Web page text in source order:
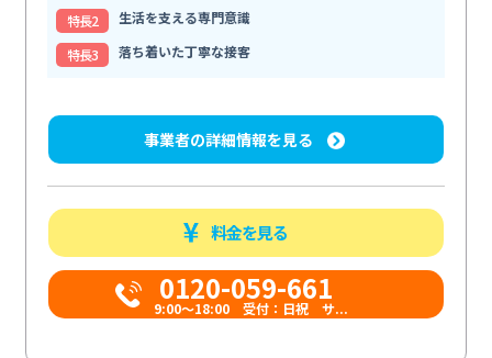
特⻑2
生活を支える専門意識
特⻑3
落ち着いた丁寧な接客
事業者の詳細情報を見る
料金を見る
0120-059-661
9:00〜18:00 受付：日祝 サ...